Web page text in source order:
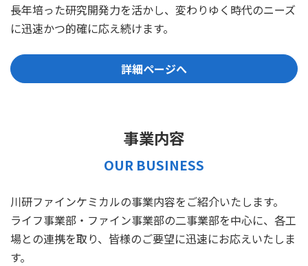
長年培った研究開発力を活かし、変わりゆく時代のニーズ
に迅速かつ的確に応え続けます。
詳細ページへ
事業内容
OUR BUSINESS
川研ファインケミカルの事業内容をご紹介いたします。
ライフ事業部・ファイン事業部の二事業部を中心に、 各工
場との連携を取り、皆様のご要望に迅速にお応えいたしま
す。